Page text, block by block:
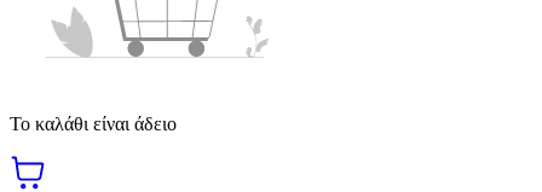
Το καλάθι είναι άδειο